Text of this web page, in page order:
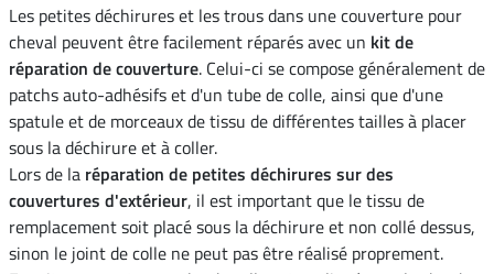
Les petites déchirures et les trous dans une couverture pour
cheval peuvent être facilement réparés avec un kit de
réparation de couverture. Celui-ci se compose généralement de
patchs auto-adhésifs et d'un tube de colle, ainsi que d'une
spatule et de morceaux de tissu de différentes tailles à placer
sous la déchirure et à coller.
Lors de la réparation de petites déchirures sur des
couvertures d'extérieur, il est important que le tissu de
remplacement soit placé sous la déchirure et non collé dessus,
sinon le joint de colle ne peut pas être réalisé proprement.